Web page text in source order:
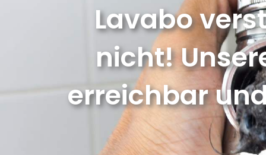
Lavabo
nicht!
erreichbar